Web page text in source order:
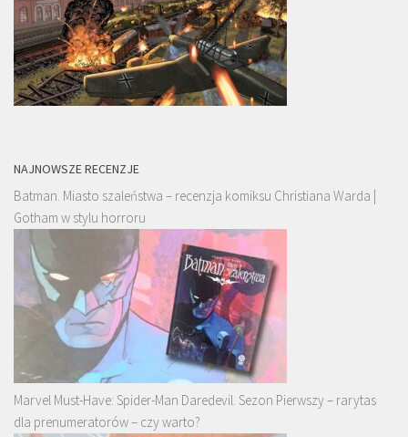
NAJNOWSZE RECENZJE
Batman. Miasto szaleństwa – recenzja komiksu Christiana Warda |
Gotham w stylu horroru
Marvel Must-Have: Spider-Man Daredevil. Sezon Pierwszy – rarytas
dla prenumeratorów – czy warto?